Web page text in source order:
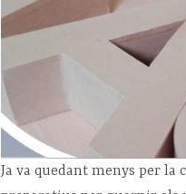
Ja va quedant menys per la